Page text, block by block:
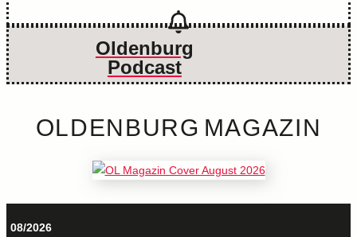
Oldenburg
Podcast
OLDENBURG MAGAZIN
08/2026